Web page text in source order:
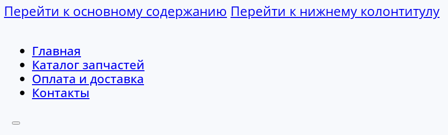
Перейти к основному содержанию Перейти к нижнему колонтитулу
Главная
Каталог запчастей
Оплата и доставка
Контакты